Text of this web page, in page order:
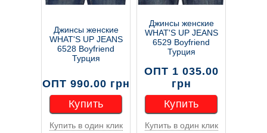
Джинсы женские
WHAT'S UP JEANS
6528 Boyfriend
Турция
ОПТ 990.00 грн
Купить
Купить в один клик
Джинсы женские
WHAT'S UP JEANS
6529 Boyfriend
Турция
ОПТ 1 035.00
грн
Купить
Купить в один клик